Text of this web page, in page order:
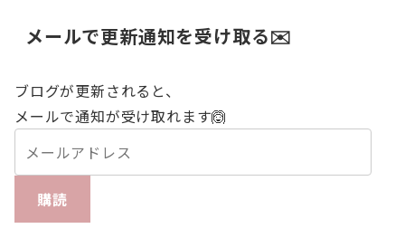
メールで更新通知を受け取る✉️
ブログが更新されると、
メールで通知が受け取れます🙆
購読